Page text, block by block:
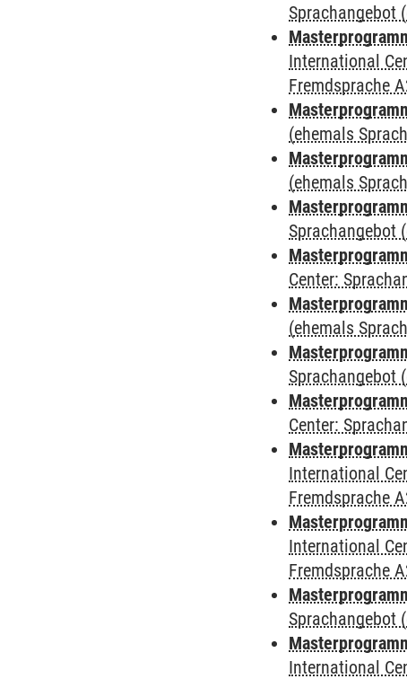
Sprachangebot
International
Fremdsprache
(ehemals
(ehemals
Sprachangebot
Center:
(ehemals
Sprachangebot
Center:
International
Fremdsprache
International
Fremdsprache
Sprachangebot
International